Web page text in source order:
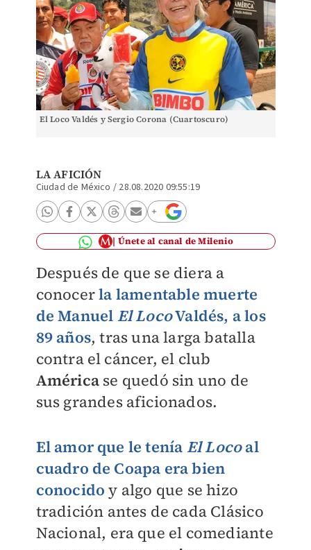
El Loco Valdés y Sergio Corona (Cuartoscuro)
LA AFICIÓN
Ciudad de México / 28.08.2020 09:55:19
Únete al canal de Milenio
Después de que se diera a
conocerla lamentable muerte
de Manuel El LocoValdés, a los
89 años, tras una larga batalla
contra el cáncer, el club
América se quedó sin uno de
sus grandes aficionados.
El amor que le tenía El Locoal
cuadro de Coapa era bien
conocido y algo que se hizo
tradición antes de cada Clásico
Nacional, era que el comediante